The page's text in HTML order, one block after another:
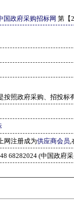
国政府采购招标网 第【
按照政府采购、招投标
网注册成为供应商会员,
68282024 (中国政府